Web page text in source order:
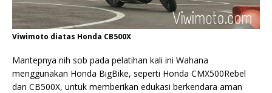
Viwimoto diatas Honda CB500X
Mantepnya nih sob pada pelatihan kali ini Wahana
menggunakan Honda BigBike, seperti Honda CMX500Rebel
dan CB500X, untuk memberikan edukasi berkendara aman